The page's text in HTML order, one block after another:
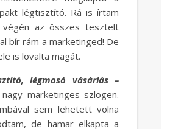
légtisztító. Rá is írtam
az összes tesztelt
bír rám a marketinged! De
is lovalta magát.
légmosó vásárlás –
marketinges szlogen.
sem lehetett volna
de hamar elkapta a